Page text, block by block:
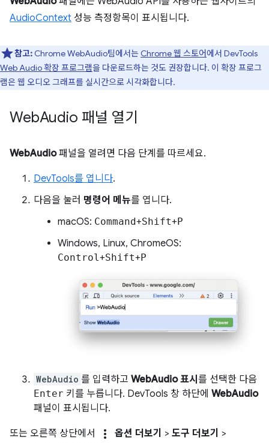
AudioContext 성능 측정항목이 표시됩니다.
참고: Chrome WebAudio팀에서는 Chrome 웹 스토어에서 DevTools
Web Audio 확장 프로그램을 다운로드하는 것도 권장합니다. 이 확장 프로그
램은 웹 오디오 그래프를 실시간으로 시각화합니다.
WebAudio 패널 열기
WebAudio패널을 열려면 다음 단계를 따르세요.
DevTools를 엽니다.
다음을 눌러 명령어 메뉴를 엽니다.
macOS: Command+Shift+P
Windows, Linux, ChromeOS:
Control+Shift+P
WebAudio 를 입력하고 WebAudio 표시 를 선택한 다음
Enter 키를 누릅니다. DevTools 창 하단에 WebAudio
패널이 표시됩니다.
또는 오른쪽 상단에서 more_vert 옵션 더보기 > 도구 더보기 >